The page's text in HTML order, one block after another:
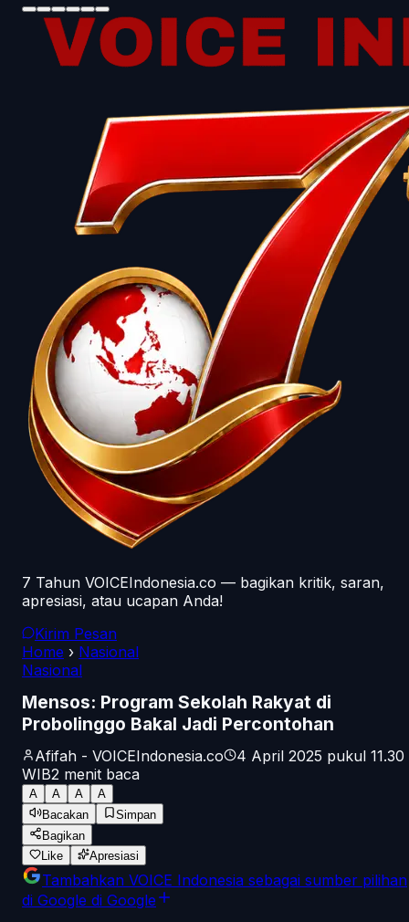
7 Tahun VOICEIndonesia.co — bagikan kritik, saran,
apresiasi, atau ucapan Anda!
Kirim Pesan
Home › Nasional
Nasional
Mensos: Program Sekolah Rakyat di
Probolinggo Bakal Jadi Percontohan
Afifah - VOICEIndonesia.co
4 April 2025 pukul 11.30
WIB2 menit baca
A A A
A
Bacakan
Simpan
Bagikan
Like
Apresiasi
Tambahkan VOICE Indonesia sebagai sumber pilihan
di Google di Google